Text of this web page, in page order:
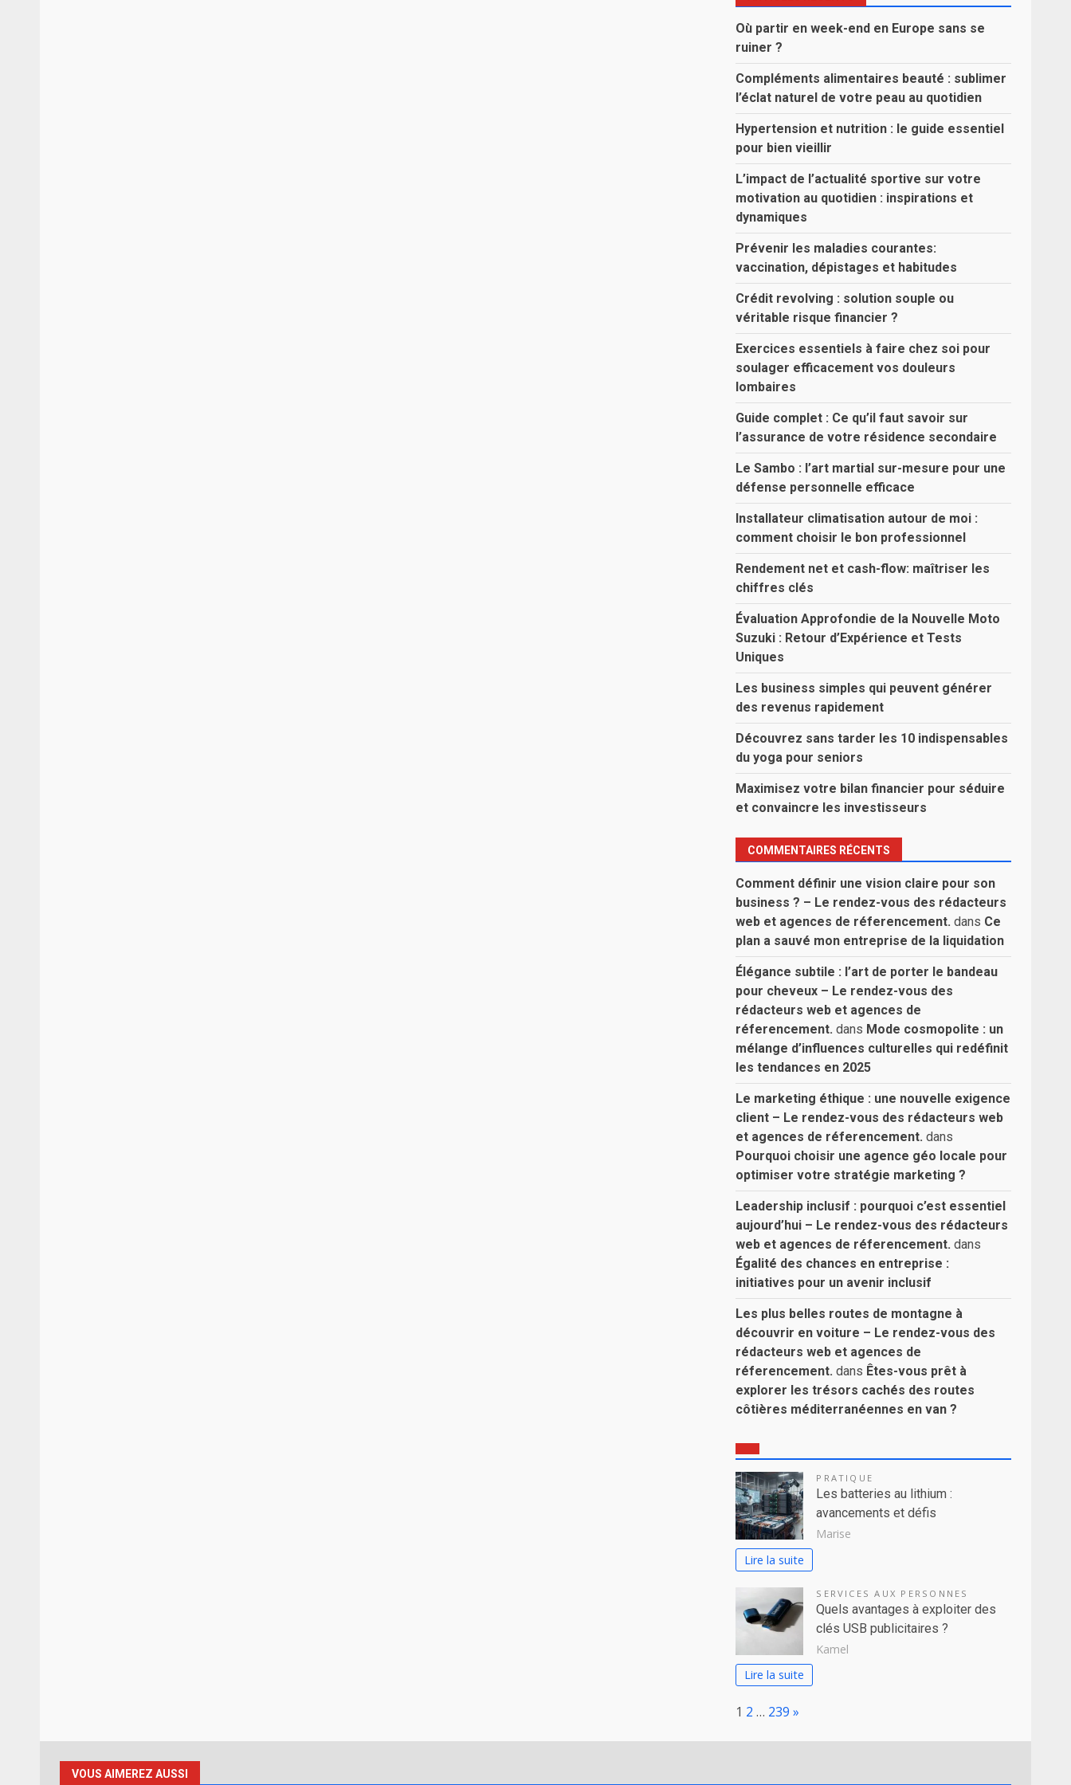
Où partir en week-end en Europe sans se
ruiner ?
Compléments alimentaires beauté : sublimer
l’éclat naturel de votre peau au quotidien
Hypertension et nutrition : le guide essentiel
pour bien vieillir
L’impact de l’actualité sportive sur votre
motivation au quotidien : inspirations et
dynamiques
Prévenir les maladies courantes:
vaccination, dépistages et habitudes
Crédit revolving : solution souple ou
véritable risque financier ?
Exercices essentiels à faire chez soi pour
soulager efficacement vos douleurs
lombaires
Guide complet : Ce qu’il faut savoir sur
l’assurance de votre résidence secondaire
Le Sambo : l’art martial sur-mesure pour une
défense personnelle efficace
Installateur climatisation autour de moi :
comment choisir le bon professionnel
Rendement net et cash-flow: maîtriser les
chiffres clés
Évaluation Approfondie de la Nouvelle Moto
Suzuki : Retour d’Expérience et Tests
Uniques
Les business simples qui peuvent générer
des revenus rapidement
Découvrez sans tarder les 10 indispensables
du yoga pour seniors
Maximisez votre bilan financier pour séduire
et convaincre les investisseurs
COMMENTAIRES RÉCENTS
Comment définir une vision claire pour son
business ? – Le rendez-vous des rédacteurs
web et agences de réferencement. dans Ce
plan a sauvé mon entreprise de la liquidation
Élégance subtile : l’art de porter le bandeau
pour cheveux – Le rendez-vous des
rédacteurs web et agences de
réferencement. dans Mode cosmopolite : un
mélange d’influences culturelles qui redéfinit
les tendances en 2025
Le marketing éthique : une nouvelle exigence
client – Le rendez-vous des rédacteurs web
et agences de réferencement. dans
Pourquoi choisir une agence géo locale pour
optimiser votre stratégie marketing ?
Leadership inclusif : pourquoi c’est essentiel
aujourd’hui – Le rendez-vous des rédacteurs
web et agences de réferencement. dans
Égalité des chances en entreprise :
initiatives pour un avenir inclusif
Les plus belles routes de montagne à
découvrir en voiture – Le rendez-vous des
rédacteurs web et agences de
réferencement. dans Êtes-vous prêt à
explorer les trésors cachés des routes
côtières méditerranéennes en van ?
PRATIQUE
Les batteries au lithium :
avancements et défis
Marise
Lire la suite
SERVICES AUX PERSONNES
Quels avantages à exploiter des
clés USB publicitaires ?
Kamel
Lire la suite
Page:
1 2 … 239 Next
»
VOUS AIMEREZ AUSSI